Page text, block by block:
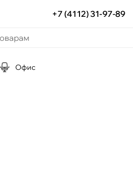
+7 (4112) 31-97-89
Офис